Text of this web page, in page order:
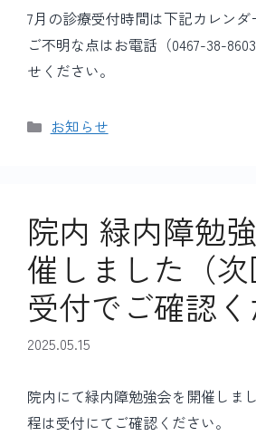
7月の診療受付時間は下記カレンダ
ご不明な点はお電話（0467-38-
せください。
カ
お知らせ
院内 緑内障勉
催しました（
受付でご確認く
2025.05.15
院内にて緑内障勉強会を開催しま
程は受付にてご確認ください。